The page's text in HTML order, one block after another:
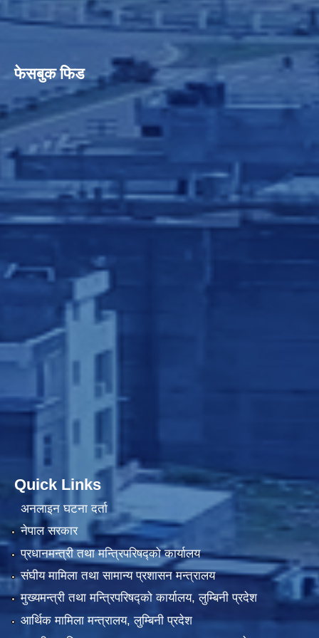
फेसबुक फिड
Quick Links
अनलाइन घटना दर्ता
नेपाल सरकार
प्रधानमन्त्री तथा मन्त्रिपरिषद्को कार्यालय
संघीय मामिला तथा सामान्य प्रशासन मन्त्रालय
मुख्यमन्त्री तथा मन्त्रिपरिषद्को कार्यालय, लुम्बिनी प्रदेश
आर्थिक मामिला मन्त्रालय, लुम्बिनी प्रदेश